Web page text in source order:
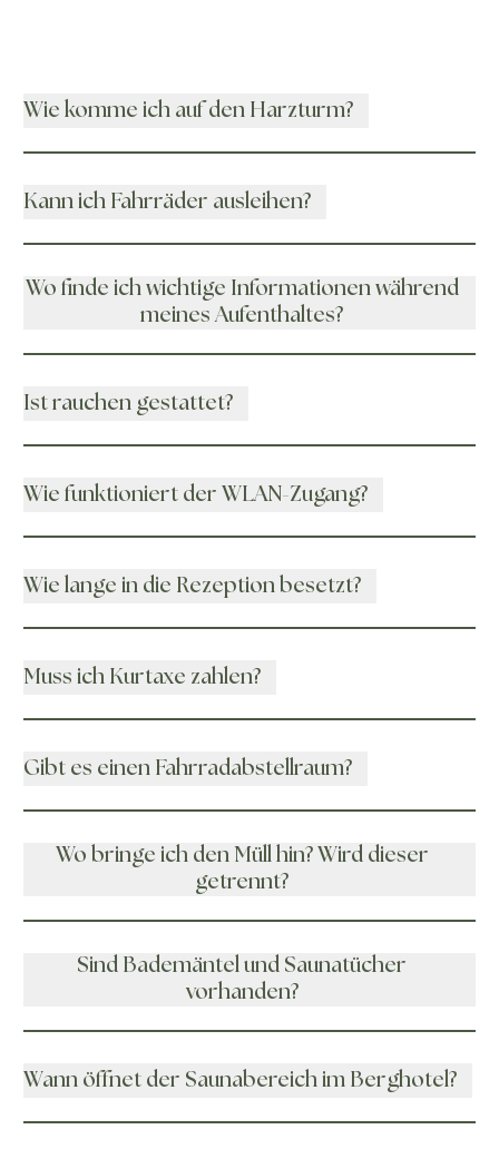
Wie komme ich auf den Harzturm?
Kann ich Fahrräder ausleihen?
Wo finde ich wichtige Informationen während
meines Aufenthaltes?
Ist rauchen gestattet?
Wie funktioniert der WLAN-Zugang?
Wie lange in die Rezeption besetzt?
Muss ich Kurtaxe zahlen?
Gibt es einen Fahrradabstellraum?
Wo bringe ich den Müll hin? Wird dieser
getrennt?
Sind Bademäntel und Saunatücher
vorhanden?
Wann öffnet der Saunabereich im Berghotel?